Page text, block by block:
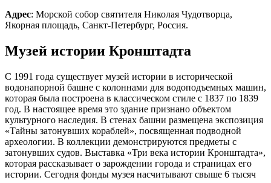
Адрес: Морской собор святителя Николая Чудотворца,
Якорная площадь, Санкт-Петербург, Россия.
Музей истории Кронштадта
С 1991 года существует музей истории в исторической
водонапорной башне с колоннами для водоподъемных машин,
которая была построена в классическом стиле с 1837 по 1839
год. В настоящее время это здание признано объектом
культурного наследия. В стенах башни размещена экспозиция
«Тайны затонувших кораблей», посвященная подводной
археологии. В коллекции демонстрируются предметы с
затонувших судов. Выставка «Три века истории Кронштадта»,
которая рассказывает о зарождении города и страницах его
истории. Сегодня фонды музея насчитывают свыше 6 тысяч